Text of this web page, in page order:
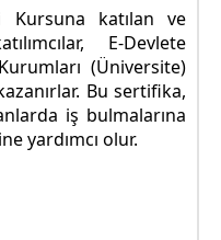
Kursuna katılan ve
E-Devlete
(Üniversite)
Bu sertifika,
iş bulmalarına
yardımcı olur.